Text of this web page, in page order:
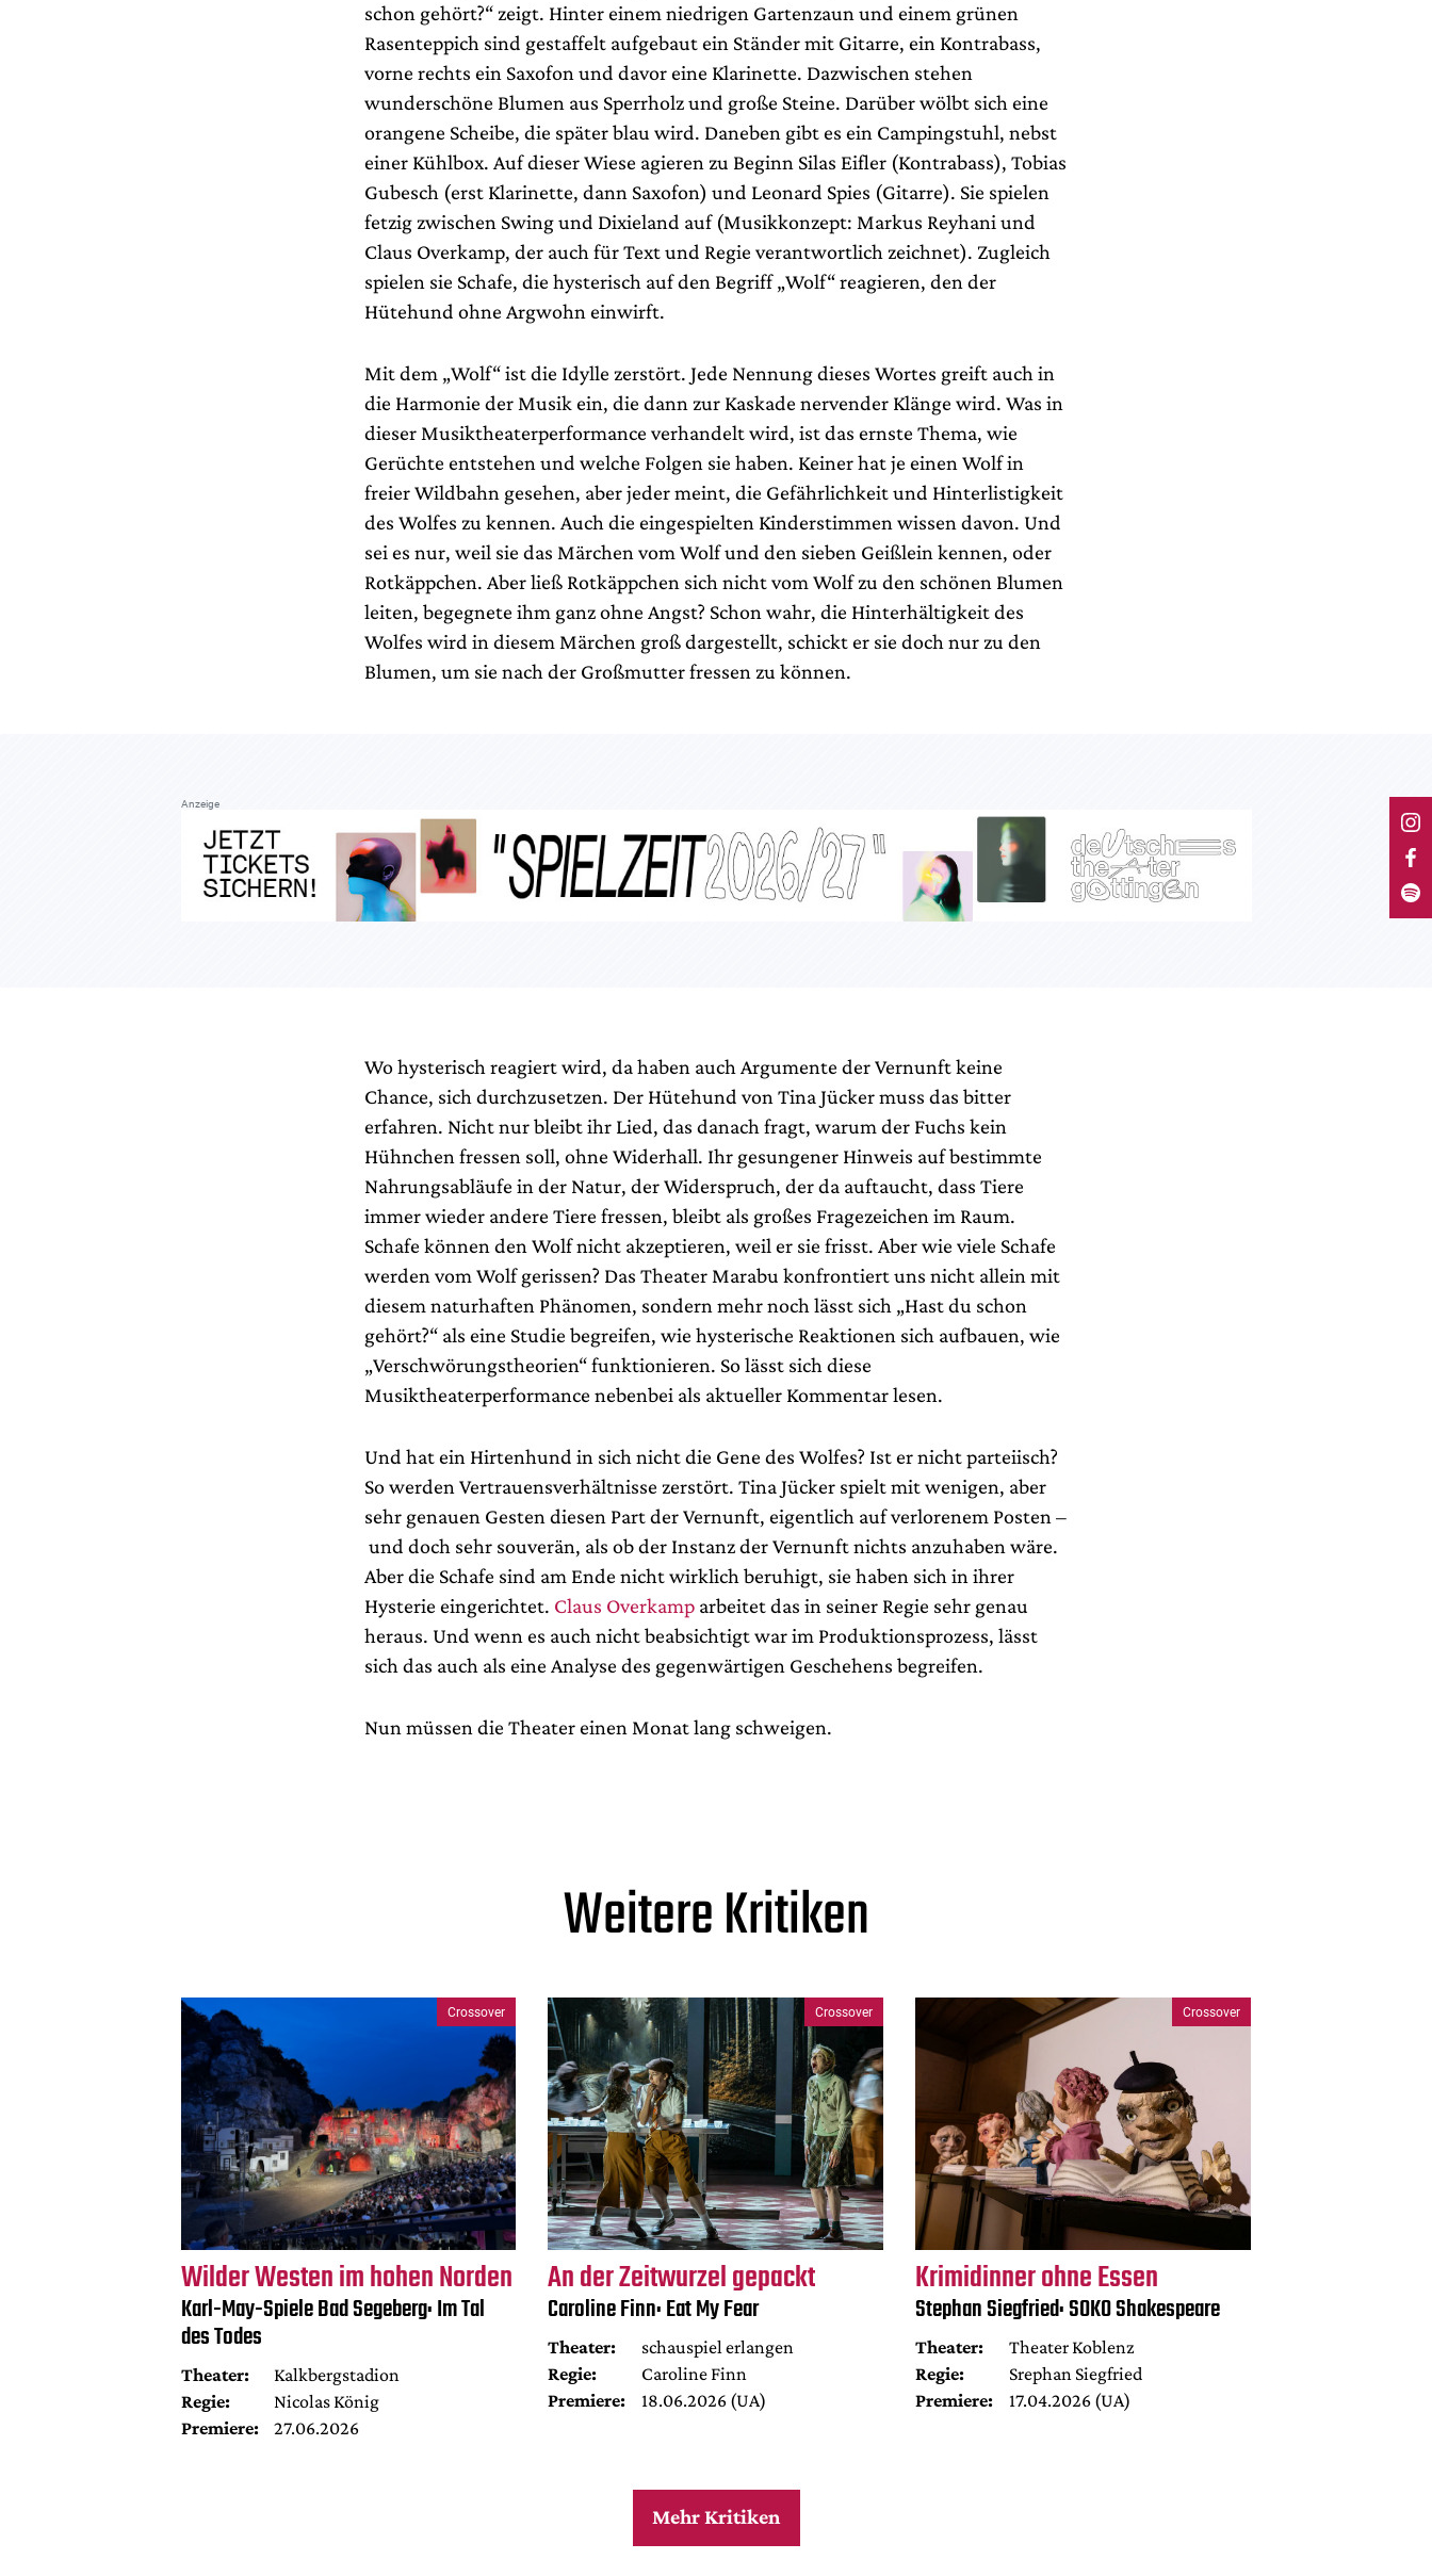
schon gehört?“ zeigt. Hinter einem niedrigen Gartenzaun und einem grünen
Rasenteppich sind gestaffelt aufgebaut ein Ständer mit Gitarre, ein Kontrabass,
vorne rechts ein Saxofon und davor eine Klarinette. Dazwischen stehen
wunderschöne Blumen aus Sperrholz und große Steine. Darüber wölbt sich eine
orangene Scheibe, die später blau wird. Daneben gibt es ein Campingstuhl, nebst
einer Kühlbox. Auf dieser Wiese agieren zu Beginn Silas Eifler (Kontrabass), Tobias
Gubesch (erst Klarinette, dann Saxofon) und Leonard Spies (Gitarre). Sie spielen
fetzig zwischen Swing und Dixieland auf (Musikkonzept: Markus Reyhani und
Claus Overkamp, der auch für Text und Regie verantwortlich zeichnet). Zugleich
spielen sie Schafe, die hysterisch auf den Begriff „Wolf“ reagieren, den der
Hütehund ohne Argwohn einwirft.
Mit dem „Wolf“ ist die Idylle zerstört. Jede Nennung dieses Wortes greift auch in
die Harmonie der Musik ein, die dann zur Kaskade nervender Klänge wird. Was in
dieser Musiktheaterperformance verhandelt wird, ist das ernste Thema, wie
Gerüchte entstehen und welche Folgen sie haben. Keiner hat je einen Wolf in
freier Wildbahn gesehen, aber jeder meint, die Gefährlichkeit und Hinterlistigkeit
des Wolfes zu kennen. Auch die eingespielten Kinderstimmen wissen davon. Und
sei es nur, weil sie das Märchen vom Wolf und den sieben Geißlein kennen, oder
Rotkäppchen. Aber ließ Rotkäppchen sich nicht vom Wolf zu den schönen Blumen
leiten, begegnete ihm ganz ohne Angst? Schon wahr, die Hinterhältigkeit des
Wolfes wird in diesem Märchen groß dargestellt, schickt er sie doch nur zu den
Blumen, um sie nach der Großmutter fressen zu können.
Anzeige
Wo hysterisch reagiert wird, da haben auch Argumente der Vernunft keine
Chance, sich durchzusetzen. Der Hütehund von Tina Jücker muss das bitter
erfahren. Nicht nur bleibt ihr Lied, das danach fragt, warum der Fuchs kein
Hühnchen fressen soll, ohne Widerhall. Ihr gesungener Hinweis auf bestimmte
Nahrungsabläufe in der Natur, der Widerspruch, der da auftaucht, dass Tiere
immer wieder andere Tiere fressen, bleibt als großes Fragezeichen im Raum.
Schafe können den Wolf nicht akzeptieren, weil er sie frisst. Aber wie viele Schafe
werden vom Wolf gerissen? Das Theater Marabu konfrontiert uns nicht allein mit
diesem naturhaften Phänomen, sondern mehr noch lässt sich „Hast du schon
gehört?“ als eine Studie begreifen, wie hysterische Reaktionen sich aufbauen, wie
„Verschwörungstheorien“ funktionieren. So lässt sich diese
Musiktheaterperformance nebenbei als aktueller Kommentar lesen.
Und hat ein Hirtenhund in sich nicht die Gene des Wolfes? Ist er nicht parteiisch?
So werden Vertrauensverhältnisse zerstört. Tina Jücker spielt mit wenigen, aber
sehr genauen Gesten diesen Part der Vernunft, eigentlich auf verlorenem Posten –
und doch sehr souverän, als ob der Instanz der Vernunft nichts anzuhaben wäre.
Aber die Schafe sind am Ende nicht wirklich beruhigt, sie haben sich in ihrer
Hysterie eingerichtet. Claus Overkamp arbeitet das in seiner Regie sehr genau
heraus. Und wenn es auch nicht beabsichtigt war im Produktionsprozess, lässt
sich das auch als eine Analyse des gegenwärtigen Geschehens begreifen.
Nun müssen die Theater einen Monat lang schweigen.
Weitere Kritiken
Crossover
Wilder Westen im hohen Norden
Karl-May-Spiele Bad Segeberg: Im Tal
des Todes
Theater:
Kalkbergstadion
Regie:
Nicolas König
Premiere:
27.06.2026
Crossover
An der Zeitwurzel gepackt
Caroline Finn: Eat My Fear
Theater:
schauspiel erlangen
Regie:
Caroline Finn
Premiere:
18.06.2026 (UA)
Crossover
Krimidinner ohne Essen
Stephan Siegfried: SOKO Shakespeare
Theater:
Theater Koblenz
Regie:
Srephan Siegfried
Premiere:
17.04.2026 (UA)
Mehr Kritiken